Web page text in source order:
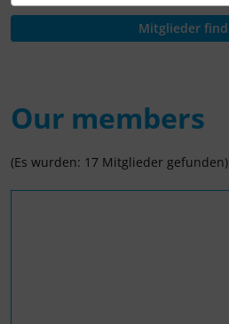
Our members
(Es wurden: 17 Mitglieder gefunden)